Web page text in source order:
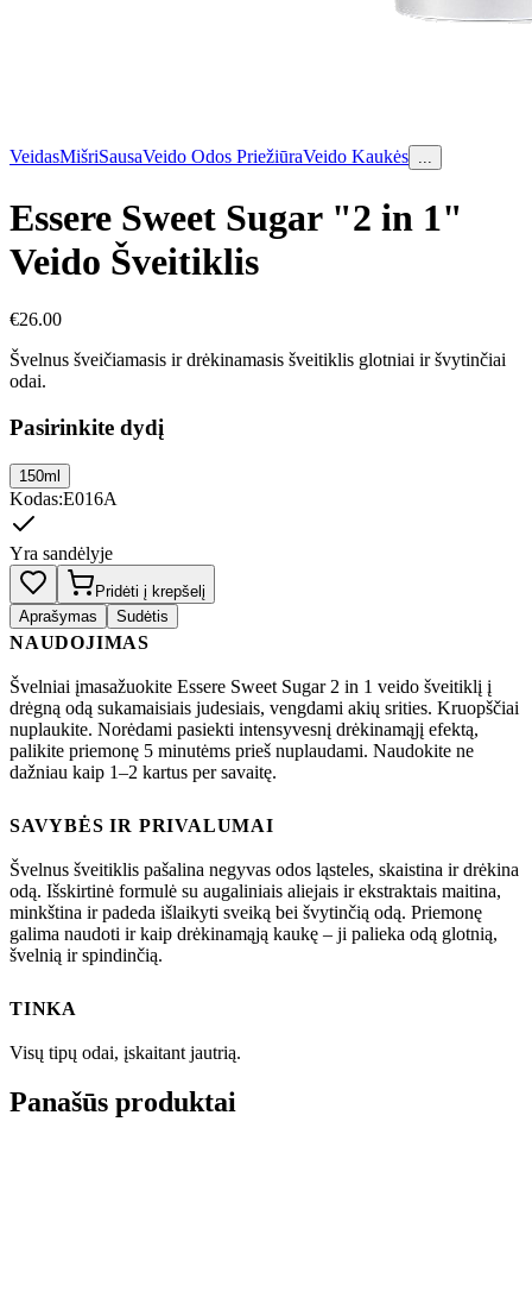
VeidasMišriSausaVeido Odos PriežiūraVeido Kaukės ...
Essere Sweet Sugar "2 in 1"
Veido Šveitiklis
€26.00
Švelnus šveičiamasis ir drėkinamasis šveitiklis glotniai ir švytinčiai
odai.
Pasirinkite dydį
150ml
Kodas:E016A
Yra sandėlyje
Pridėti į krepšelį
Aprašymas
Sudėtis
NAUDOJIMAS
Švelniai įmasažuokite Essere Sweet Sugar 2 in 1 veido šveitiklį į
drėgną odą sukamaisiais judesiais, vengdami akių srities. Kruopščiai
nuplaukite. Norėdami pasiekti intensyvesnį drėkinamąjį efektą,
palikite priemonę 5 minutėms prieš nuplaudami. Naudokite ne
dažniau kaip 1–2 kartus per savaitę.
SAVYBĖS IR PRIVALUMAI
Švelnus šveitiklis pašalina negyvas odos ląsteles, skaistina ir drėkina
odą. Išskirtinė formulė su augaliniais aliejais ir ekstraktais maitina,
minkština ir padeda išlaikyti sveiką bei švytinčią odą. Priemonę
galima naudoti ir kaip drėkinamąją kaukę – ji palieka odą glotnią,
švelnią ir spindinčią.
TINKA
Visų tipų odai, įskaitant jautrią.
Panašūs produktai